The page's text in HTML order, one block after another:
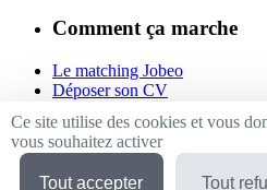
Comment ça marche
Le matching Jobeo
Déposer son CV
Suivez-nous
Ce site utilise des cookies et vous
vous souhaitez activer
Tout accepter Tout